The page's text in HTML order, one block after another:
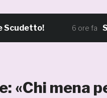
6 ore fa Samb-
«Chi mena